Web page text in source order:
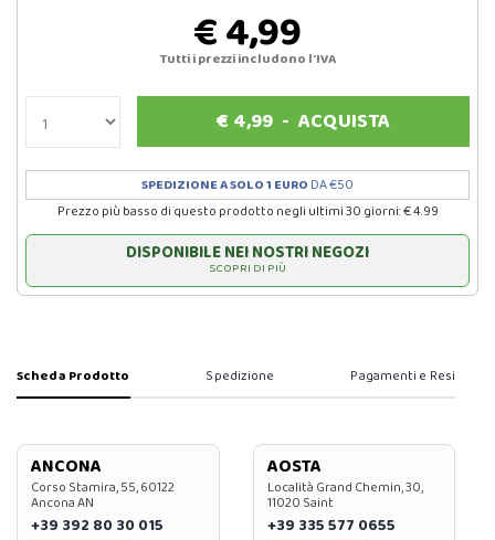
€ 4,99
Tutti i prezzi includono l'IVA
€ 4,99 -ACQUISTA
SPEDIZIONE A SOLO 1 EURO DA €50
Prezzo più basso di questo prodotto negli ultimi 30 giorni: € 4.99
DISPONIBILE NEI NOSTRI NEGOZI
SCOPRI DI PIÙ
Scheda Prodotto Spedizione Pagamenti e Resi
ANCONA
Corso Stamira, 55, 60122
Ancona AN
+39 392 80 30 015
AOSTA
Località Grand Chemin, 30,
11020 Saint
+39 335 577 0655